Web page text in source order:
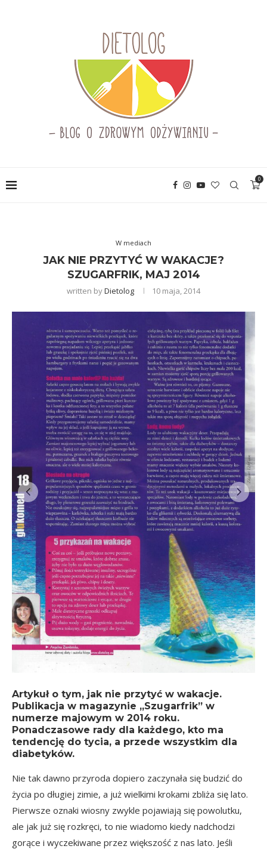
0
W mediach
JAK NIE PRZYTYĆ W WAKACJE?
SZUGARFRIK, MAJ 2014
written byDietolog 10 maja, 2014
Artykuł o tym, jak nie przytyć w wakacje.
Publikacja w magazynie „Szugarfrik” w
numerze majowym w 2014 roku.
Ponadczasowe rady dla każdego, kto ma
tendencję do tycia, a przede wszystkim dla
diabetyków.
Nie tak dawno przyroda dopiero zaczynała się budzić do
życia po długiej zimie, a już wielkimi krokami zbliża się lato.
Pierwsze oznaki wiosny zwykle pojawiają się powolutku,
ale jak już się rozkręci, to nie wiadomo kiedy nadchodzi
gorące i wyczekiwane przez większość z nas lato. Jeśli